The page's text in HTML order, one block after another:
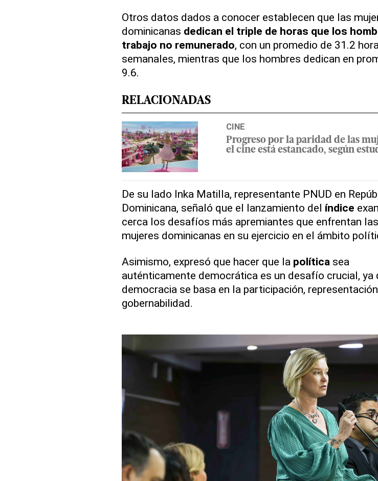
Otros datos dados a conocer establecen que las
dominicanas dedican el triple de horas que los
trabajo no remunerado, con un promedio de 31.2
semanales, mientras que los hombres dedican en
9.6.
RELACIONADAS
CINE
Progreso por la paridad de las
el cine está estancado, según
De su lado Inka Matilla, representante PNUD en
Dominicana, señaló que el lanzamiento del índice
cerca los desafíos más apremiantes que enfrentan las
mujeres dominicanas en su ejercicio en el ámbito
Asimismo, expresó que hacer que la política sea
auténticamente democrática es un desafío crucial, ya
democracia se basa en la participación,
gobernabilidad.